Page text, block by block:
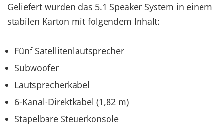
Geliefert wurden das 5.1 Speaker System in einem
stabilen Karton mit folgendem Inhalt:
Fünf Satellitenlautsprecher
Subwoofer
Lautsprecherkabel
6-Kanal-Direktkabel (1,82 m)
Stapelbare Steuerkonsole